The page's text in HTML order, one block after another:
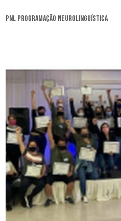
pnl programação neurolinguística